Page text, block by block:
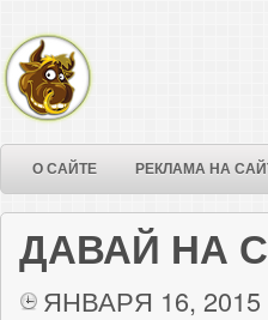
О САЙТЕ РЕКЛАМА НА
ДАВАЙ НА
ЯНВАРЯ 16, 2015